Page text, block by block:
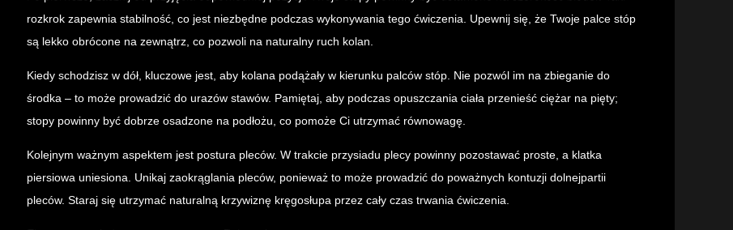
rozkrok zapewnia stabilność, co jest niezbędne podczas wykonywania tego ćwiczenia. Upewnij się, że Twoje palce stóp
są lekko obrócone na zewnątrz, co pozwoli na naturalny ruch kolan.
Kiedy schodzisz w dół, kluczowe jest, aby kolana podążały w kierunku palców stóp. Nie pozwól im na zbieganie do
środka – to może prowadzić do urazów stawów. Pamiętaj, aby podczas opuszczania ciała przenieść ciężar na pięty;
stopy powinny być dobrze osadzone na podłożu, co pomoże Ci utrzymać równowagę.
Kolejnym ważnym aspektem jest postura pleców. W trakcie przysiadu plecy powinny pozostawać proste, a klatka
piersiowa uniesiona. Unikaj zaokrąglania pleców, ponieważ to może prowadzić do poważnych kontuzji dolnejpartii
pleców. Staraj się utrzymać naturalną krzywiznę kręgosłupa przez cały czas trwania ćwiczenia.